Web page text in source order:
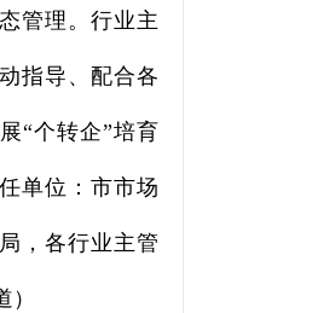
管理。行业主
指导、配合各
“个转企”培育
单位：市市场
，各行业主管